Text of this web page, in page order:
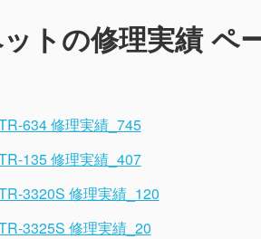
トの修理実績 ペ
634 修理実績_745
135 修理実績_407
3320S 修理実績_120
3325S 修理実績_20